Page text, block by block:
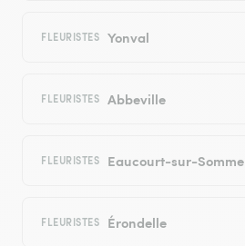
FLEURISTES Yonval
FLEURISTES Abbeville
FLEURISTES Eaucourt-sur-Somme
FLEURISTES Érondelle